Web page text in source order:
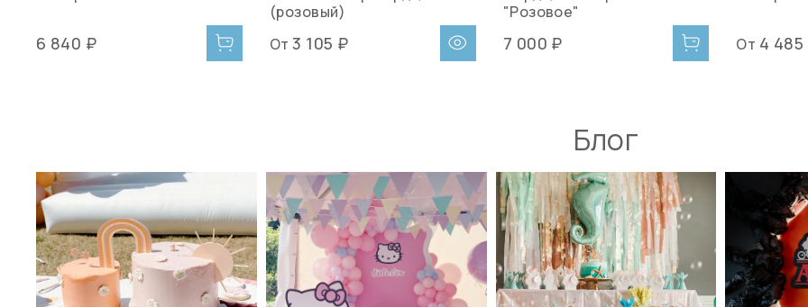
6 840 ₽
(розовый)
От 3 105 ₽
"Розовое"
7 000 ₽ От 4
Блог